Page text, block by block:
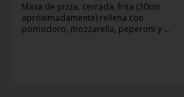
Masa de pizza, cerrada, frita (30cm
apróximadamente) rellena con
pomodoro, mozzarella, peperoni y